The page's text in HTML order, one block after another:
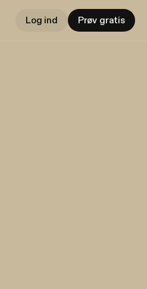
Log ind Prøv gratis